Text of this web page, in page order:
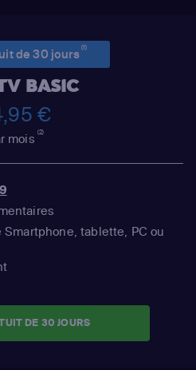
de 30 jours(1)
BASIC
€
mois(2)
Smartphone, tablette, PC ou
DE 30 JOURS